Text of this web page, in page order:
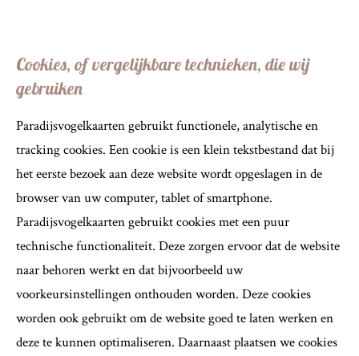
Cookies, of vergelijkbare technieken, die wij
gebruiken
Paradijsvogelkaarten gebruikt functionele, analytische en
tracking cookies. Een cookie is een klein tekstbestand dat bij
het eerste bezoek aan deze website wordt opgeslagen in de
browser van uw computer, tablet of smartphone.
Paradijsvogelkaarten gebruikt cookies met een puur
technische functionaliteit. Deze zorgen ervoor dat de website
naar behoren werkt en dat bijvoorbeeld uw
voorkeursinstellingen onthouden worden. Deze cookies
worden ook gebruikt om de website goed te laten werken en
deze te kunnen optimaliseren. Daarnaast plaatsen we cookies